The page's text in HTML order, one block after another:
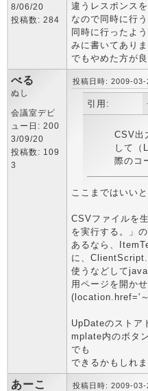
8/06/20
投稿数: 284
違うレスポンス
なので同時に行
同時に行ったよ
みに書いてありま
でもやめた方が良
べる
ぬし
会議室デビ
ュー日: 200
3/09/20
投稿数: 109
3
投稿日時: 2009-
引用:
CSV出
して（
際のコ
ここまではいいと
CSVファイルを
を実行する。」
あるなら、
に、
使うなどして
用ページを開か
(location.href='
UpDateのストア
mplate内のボタ
でも
できるかもしれま
あーこ 投稿日時: 2009-